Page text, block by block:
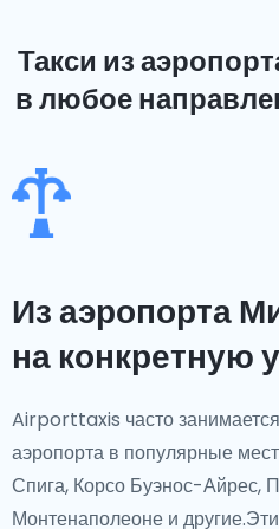
Такси из
в любое
Из аэропорта
на конкретную
Airporttaxis часто
аэропорта в популярные
Спига, Корсо Буэнос-Айрес,
Монтенаполеоне и